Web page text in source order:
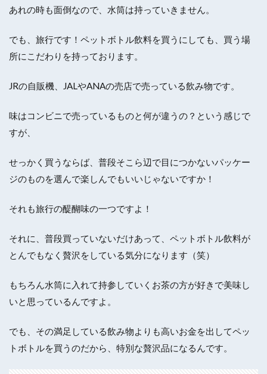
あれの時も面倒なので、水筒は持っていきません。
でも、旅行です！ペットボトル飲料を買うにしても、買う場
所にこだわりを持っております。
JRの自販機、JALやANAの売店で売っている飲み物です。
味はコンビニで売っているものと何が違うの？という感じで
すが、
せっかく買うならば、普段そこら辺で目につかないパッケー
ジのものを選んで楽しんでもいいじゃないですか！
それも旅行の醍醐味の一つですよ！
それに、普段買っていないだけあって、ペットボトル飲料が
とんでもなく贅沢をしている気分になります（笑）
もちろん水筒に入れて持参していくお茶の方が好きで美味し
いと思っているんですよ。
でも、その満足している飲み物よりも高いお金を出してペッ
トボトルを買うのだから、特別な贅沢品になるんです。